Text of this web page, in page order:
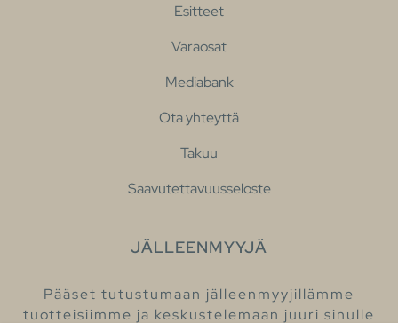
Esitteet
Varaosat
Mediabank
Ota yhteyttä
Takuu
Saavutettavuusseloste
JÄLLEENMYYJÄ
Pääset tutustumaan jälleenmyyjillämme
tuotteisiimme ja keskustelemaan juuri sinulle